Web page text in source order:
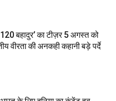
बहादुर’ का टीज़र 5 अगस्त को
वीरता की अनकही कहानी बड़े पर्दे